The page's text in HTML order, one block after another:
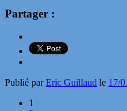
Partager :
Publié parEric Guillaud le 17/
1